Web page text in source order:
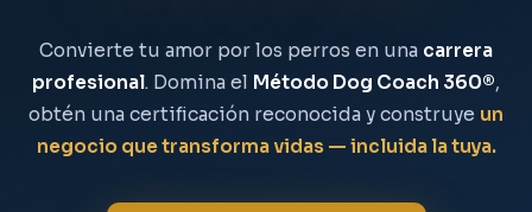
Convierte tu amor por los perros en una carrera
profesional. Domina el Método Dog Coach 360®,
obtén una certificación reconocida y construye un
negocio que transforma vidas — incluida la tuya.